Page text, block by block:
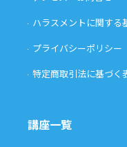
ハラスメントに関する
プライバシーポリシー
特定商取引法に基づく
講座一覧